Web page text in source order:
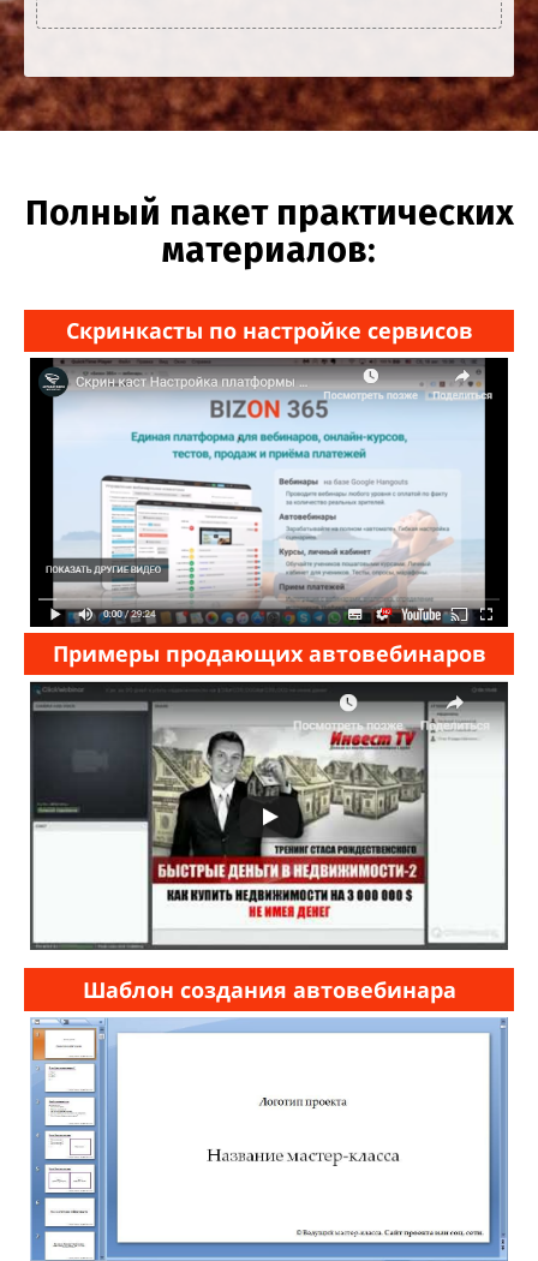
Полный пакет практических
материалов:
Скринкасты по настройке сервисов
Примеры продающих автовебинаров
Шаблон создания автовебинара